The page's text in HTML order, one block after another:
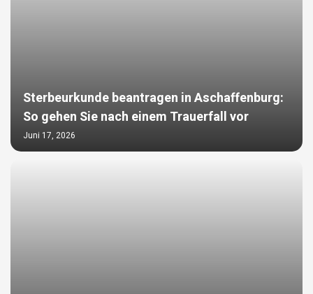
Sterbeurkunde beantragen in Aschaffenburg:
So gehen Sie nach einem Trauerfall vor
Juni 17, 2026